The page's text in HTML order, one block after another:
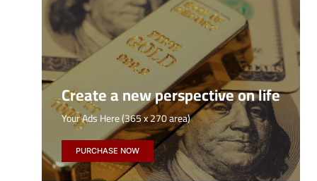
Create a new perspective on life
Your Ads Here (365 x 270 area)
PURCHASE NOW